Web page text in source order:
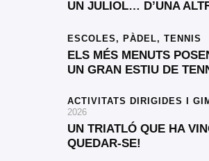
UN JULIOL… D’UNA
ESCOLES, PÀDEL, TENNIS
ELS MÉS MENUTS
UN GRAN ESTIU DE
ACTIVITATS DIRIGIDES I
2026
UN TRIATLÓ QUE HA
QUEDAR-SE!